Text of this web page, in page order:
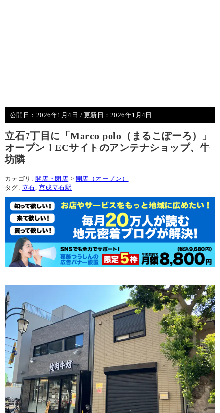
公開日： 2026年1月4日 / 更新日： 2026年1月4日
立石7丁目に「Marco polo（まるこぽーろ）」
オープン！ECサイトのアンテナショップ、牛
坊隣
カテゴリ: 開店・閉店 > 開店（オープン）
タグ: 立石 京成立石駅